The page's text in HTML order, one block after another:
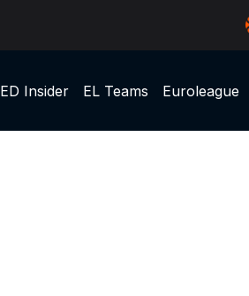
ED Insider EL Teams Euroleague